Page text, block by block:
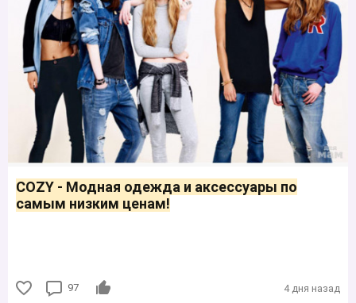
COZY - Модная одежда и аксессуары по
самым низким ценам!
97 4 дня назад